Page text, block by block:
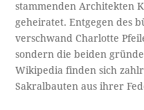
stammenden Architekten
geheiratet. Entgegen des
verschwand Charlotte
sondern die beiden
Wikipedia finden sich
Sakralbauten aus ihrer